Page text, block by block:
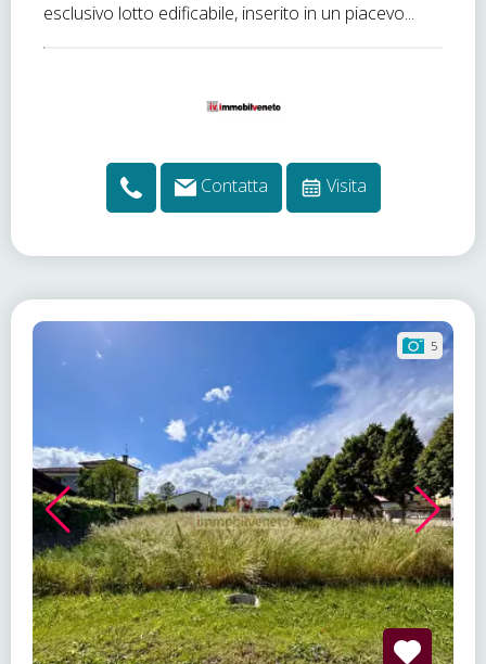
esclusivo lotto edificabile, inserito in un piacevo...
Contatta Visita
5